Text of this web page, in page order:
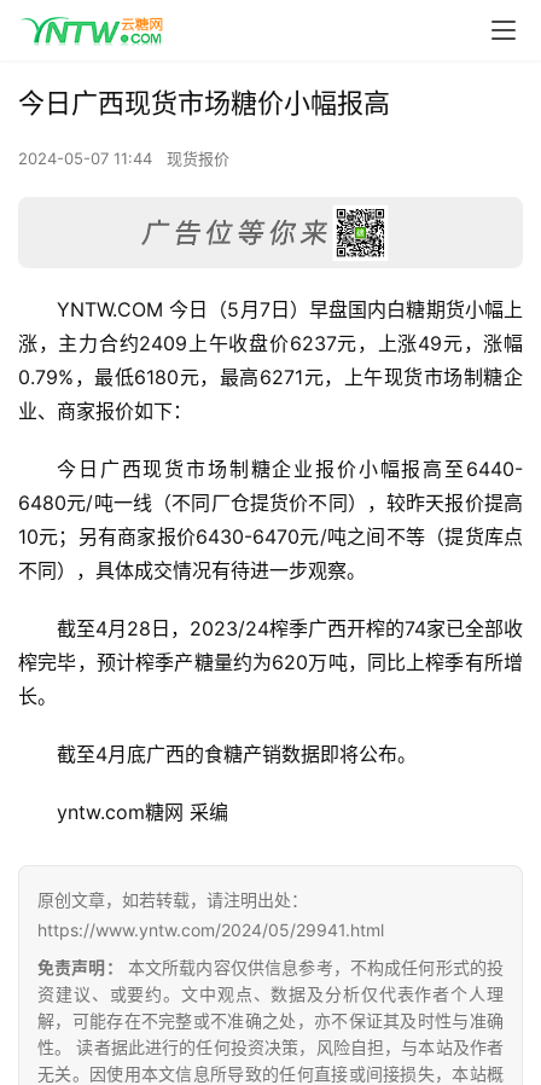
云
糖
网
公
众
号
今日广西现货市场糖价小幅报高
2024-05-07 11:44 现货报价
YNTW.COM 今日（5月7日）早盘国内白糖期货小幅上
涨，主力合约2409上午收盘价6237元，上涨49元，涨幅
0.79%，最低6180元，最高6271元，上午现货市场制糖企
业、商家报价如下：
今日广西现货市场制糖企业报价小幅报高至6440-
6480元/吨一线（不同厂仓提货价不同），较昨天报价提高
10元；另有商家报价6430-6470元/吨之间不等（提货库点
不同），具体成交情况有待进一步观察。
截至4月28日，2023/24榨季广西开榨的74家已全部收
榨完毕，预计榨季产糖量约为620万吨，同比上榨季有所增
长。
截至4月底广西的食糖产销数据即将公布。
yntw.com糖网 采编
原创文章，如若转载，请注明出处：
https://www.yntw.com/2024/05/29941.html
免责声明：
本文所载内容仅供信息参考，不构成任何形式的投
资建议、或要约。文中观点、数据及分析仅代表作者个人理
解，可能存在不完整或不准确之处，亦不保证其及时性与准确
性。 读者据此进行的任何投资决策，风险自担，与本站及作者
无关。因使用本文信息所导致的任何直接或间接损失，本站概